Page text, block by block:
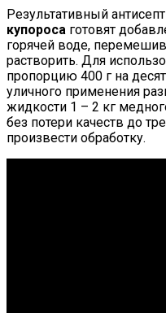
Результативный
купороса готовят
горячей воде,
растворить. Для
пропорцию 400 г на
уличного применения
жидкости 1 – 2 кг
без потери качеств до
произвести обработку.